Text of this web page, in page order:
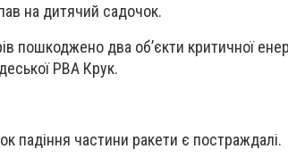
на дитячий садочок.
пошкоджено два об’єкти критичної
РВА Крук.
падіння частини ракети є постраждалі.